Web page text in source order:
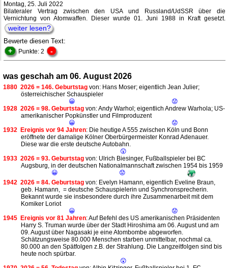
Montag, 25. Juli 2022
Bilateraler Vertrag zwischen den USA und Russland/UdSSR über die
Vernichtung von Atomwaffen. Dieser wurde 01. Juni 1988 in Kraft gesetzt.
weiter lesen?
Bewerte diesen Text:
+ Punkte: 2 -
was geschah am 06. August 2026
1880 2026 = 146. Geburtstag von: Hans Moser; eigentlich Jean Julier;
österreichischer Schauspieler
😀
😟
1928 2026 = 98. Geburtstag von: Andy Warhol; eigentlich Andrew Warhola; US-
amerikanischer Popkünstler und Filmproduzent
😀
😟
1932 Ereignis vor 94 Jahren: Die heutige A 555 zwischen Köln und Bonn
eröffnete der damalige Kölner Oberbürgermeister Konrad Adenauer.
Diese war die erste deutsche Autobahn.
😲
1933 2026 = 93. Geburtstag von: Ulrich Biesinger, Fußballspieler bei BC
Augsburg, in der deutschen Nationalmannschaft zwischen 1954 bis 1959
😀
😟
1942 2026 = 84. Geburtstag von: Evelyn Hamann, eigentlich Eveline Braun,
geb. Hamann, = deutsche Schauspielerin und Synchronsprecherin.
Bekannt wurde sie insbesondere durch ihre Zusammenarbeit mit dem
Komiker Loriot
😀
😟
1945 Ereignis vor 81 Jahren: Auf Befehl des US amerikanischen Präsidenten
Harry S. Truman wurde über der Stadt Hiroshima am 06. August und am
09. August über Nagasaki je eine Atombombe abgeworfen.
Schätzungsweise 80.000 Menschen starben unmittelbar, nochmal ca.
80.000 an den Spätfolgen z.B. der Strahlung. Die Langzeitfolgen sind bis
heute noch spürbar.
😲